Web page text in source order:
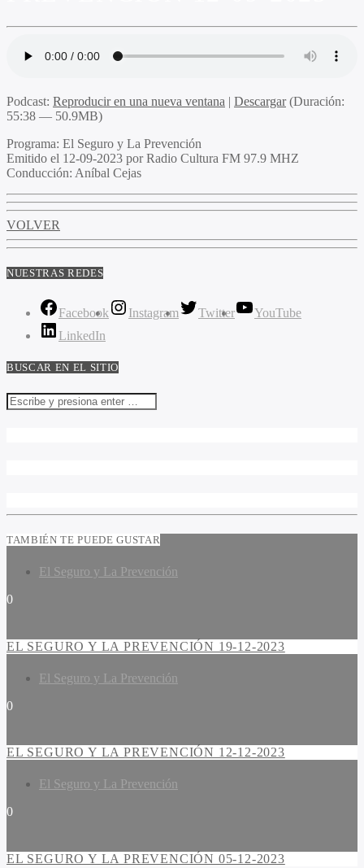
Podcast: Reproducir en una nueva ventana | Descargar(Duración:
55:38 — 50.9MB)
Programa: El Seguro y La Prevención
Emitido el 12-09-2023 por Radio Cultura FM 97.9 MHZ
Conducción: Aníbal Cejas
VOLVER
NUESTRAS REDES
Facebook Instagram Twitter
YouTube
LinkedIn
BUSCAR EN EL SITIO
TAMBIÉN TE PUEDE GUSTAR
El Seguro y La Prevención
0
EL SEGURO Y LA PREVENCIÓN 19-12-2023
El Seguro y La Prevención
0
EL SEGURO Y LA PREVENCIÓN 12-12-2023
El Seguro y La Prevención
0
EL SEGURO Y LA PREVENCIÓN 05-12-2023